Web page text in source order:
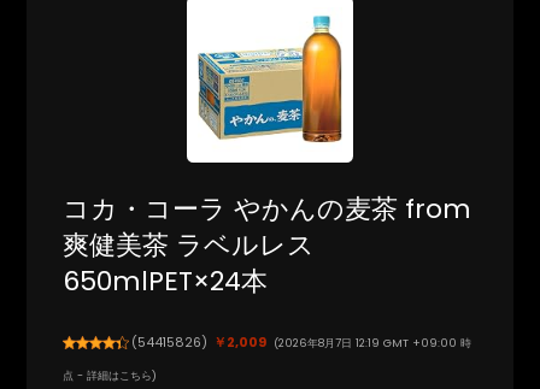
コカ・コーラ やかんの麦茶 from
爽健美茶 ラベルレス
650mlPET×24本
(54415826) ￥2,009 (2026年8月7日 12:19 GMT +09:00 時
点 -詳細はこちら)